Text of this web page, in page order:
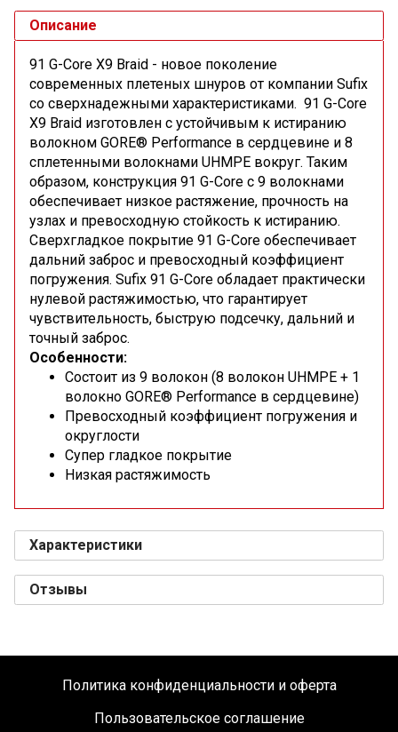
Описание
91 G-Core X9 Braid - новое поколение
современных плетеных шнуров от компании Sufix
со сверхнадежными характеристиками. 91 G-Core
X9 Braid изготовлен с устойчивым к истиранию
волокном GORE® Performance в сердцевине и 8
сплетенными волокнами UHMPE вокруг. Таким
образом, конструкция 91 G-Core с 9 волокнами
обеспечивает низкое растяжение, прочность на
узлах и превосходную стойкость к истиранию.
Сверхгладкое покрытие 91 G-Core обеспечивает
дальний заброс и превосходный коэффициент
погружения. Sufix 91 G-Core обладает практически
нулевой растяжимостью, что гарантирует
чувствительность, быструю подсечку, дальний и
точный заброс.
Особенности:
Состоит из 9 волокон (8 волокон UHMPE + 1
волокно GORE® Performance в сердцевине)
Превосходный коэффициент погружения и
округлости
Супер гладкое покрытие
Низкая растяжимость
Характеристики
Отзывы
Политика конфиденциальности и оферта
Пользовательское соглашение